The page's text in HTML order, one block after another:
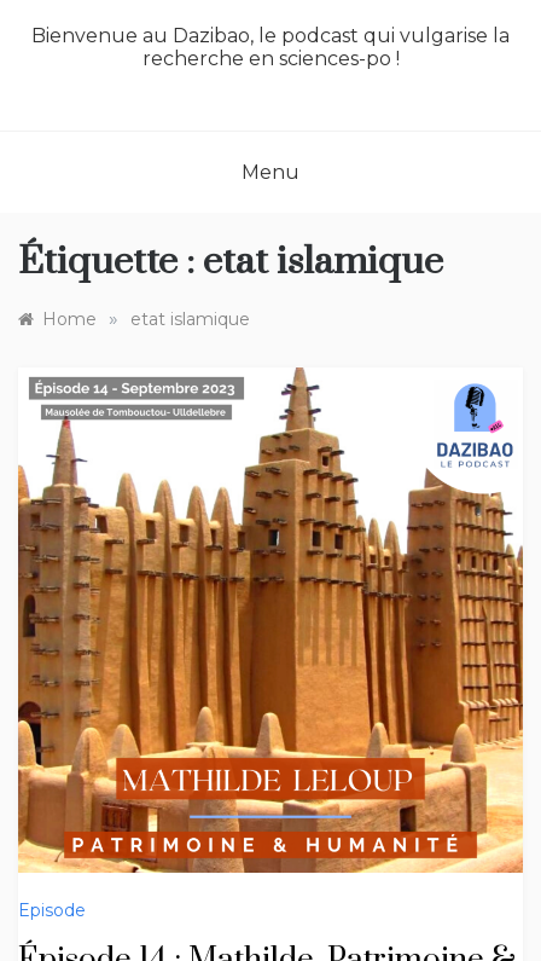
Bienvenue au Dazibao, le podcast qui vulgarise la
recherche en sciences-po !
Menu
Étiquette : etat islamique
Home » etat islamique
Episode